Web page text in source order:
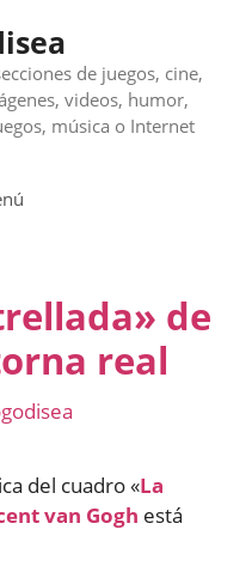
de juegos, cine,
videos, humor,
música o Internet
de
real
del cuadro «La
van Gogh está